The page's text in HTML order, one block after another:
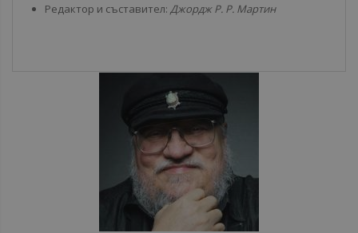
Редактор и съставител: Джордж Р. Р. Мартин